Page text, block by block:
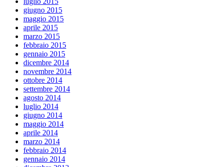
giugno 2015
maggio 2015
aprile 2015
marzo 2015
febbraio 2015
gennaio 2015
dicembre 2014
novembre 2014
ottobre 2014
settembre 2014
agosto 2014
luglio 2014
giugno 2014
maggio 2014
aprile 2014
marzo 2014
febbraio 2014
gennaio 2014